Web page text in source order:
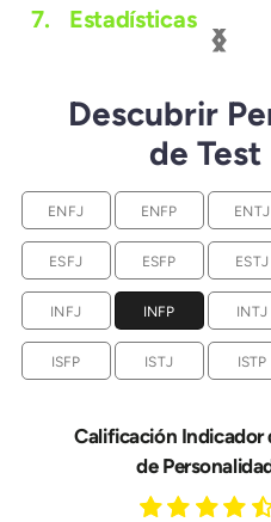
‹
›
7.
Estadísticas
Descubrir
de Test
ENFJ ENFP ENTJ
ESFJ ESFP ESTJ
INFJ INFP INTJ
ISFP ISTJ ISTP
Calificación Indicador
de